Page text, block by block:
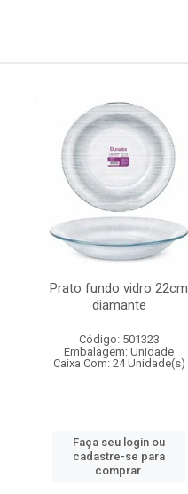
Prato fundo vidro 22cm
diamante
Código: 501323
Embalagem: Unidade
Caixa Com: 24 Unidade(s)
Faça seu login ou
cadastre-se para
comprar.